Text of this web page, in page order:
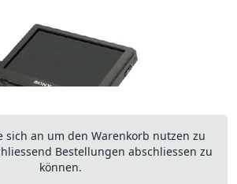
sich an um den Warenkorb nutzen zu
Bestellungen abschliessen zu
können.